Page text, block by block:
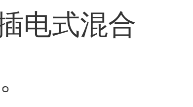
电式混合